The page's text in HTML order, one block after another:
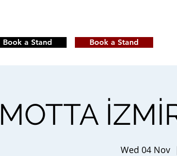
Book a Stand Book a Stand
MOTTA
Wed 04 Nov